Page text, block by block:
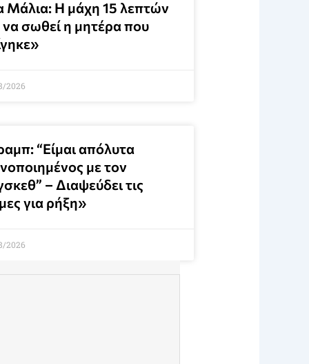
Μάλια: Η μάχη 15 λεπτών
να σωθεί η μητέρα που
2026
“Είμαι απόλυτα
με τον
– Διαψεύδει τις
για ρήξη»
2026